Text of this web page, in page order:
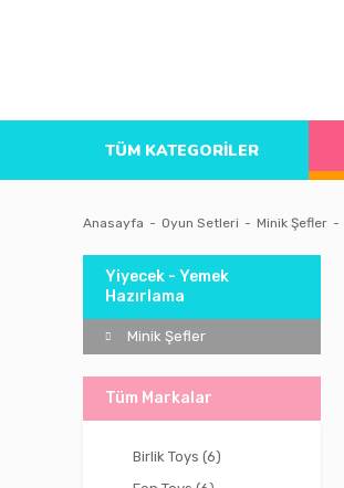
TÜM KATEGORİLER
Anasayfa Oyun Setleri Minik Şefler
Yiyecek - Yemek
Hazırlama
Minik Şefler
Tüm Markalar
Birlik Toys (6)